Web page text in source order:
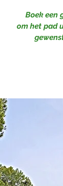
Boek een
om het pad